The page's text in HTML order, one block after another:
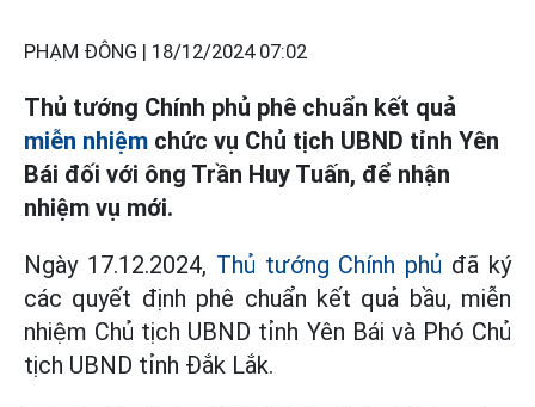
PHẠM ĐÔNG | 18/12/2024 07:02
Thủ tướng Chính phủ phê chuẩn kết quả
miễn nhiệm chức vụ Chủ tịch UBND tỉnh Yên
Bái đối với ông Trần Huy Tuấn, để nhận
nhiệm vụ mới.
Ngày 17.12.2024, Thủ tướng Chính phủ đã ký
các quyết định phê chuẩn kết quả bầu, miễn
nhiệm Chủ tịch UBND tỉnh Yên Bái và Phó Chủ
tịch UBND tỉnh Đắk Lắk.